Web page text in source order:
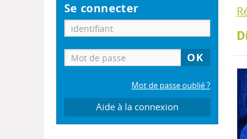
Se connecter
Mot de passe oublié ?
Aide à la connexion